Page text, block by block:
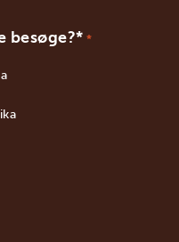
besøge?* *